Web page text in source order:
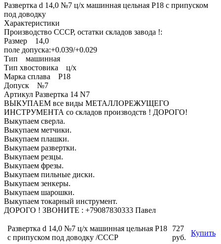
Развертка d 14,0 №7 ц/х машинная цельная Р18 с припуском
под доводку
Характеристики
Производство СССР, остатки складов завода !:
Размер 14,0
поле допуска:+0.039/+0.029
Тип машинная
Тип хвостовика ц/х
Марка сплава Р18
Допуск №7
Артикул Развертка 14 N7
ВЫКУПАЕМ все виды МЕТАЛЛОРЕЖУЩЕГО
ИНСТРУМЕНТА со складов производств ! ДОРОГО!
Выкупаем сверла.
Выкупаем метчики.
Выкупаем плашки.
Выкупаем развертки.
Выкупаем резцы.
Выкупаем фрезы.
Выкупаем пильные диски.
Выкупаем зенкеры.
Выкупаем шарошки.
Выкупаем токарный инструмент.
ДОРОГО ! ЗВОНИТЕ : +79087830333 Павел
Развертка d 14,0 №7 ц/х машинная цельная Р18
с припуском под доводку /СССР
727
руб.
Купить